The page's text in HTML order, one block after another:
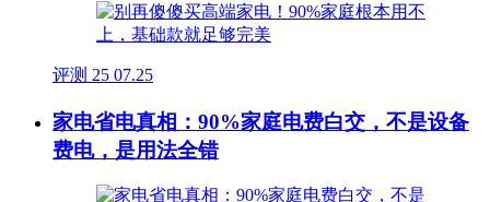
评测 25 07.25
家电省电真相：90%家庭电费白交，不是设备
费电，是用法全错